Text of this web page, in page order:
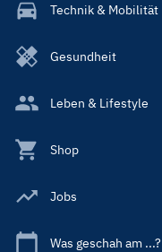
Technik & Mobilität
Gesundheit
Leben & Lifestyle
Shop
Jobs
Was geschah am ...?